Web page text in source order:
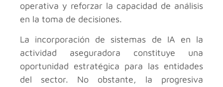
operativa y reforzar la capacidad de análisis
en la toma de decisiones.
La incorporación de sistemas de IA en la
actividad aseguradora constituye una
oportunidad estratégica para las entidades
del sector. No obstante, la progresiva